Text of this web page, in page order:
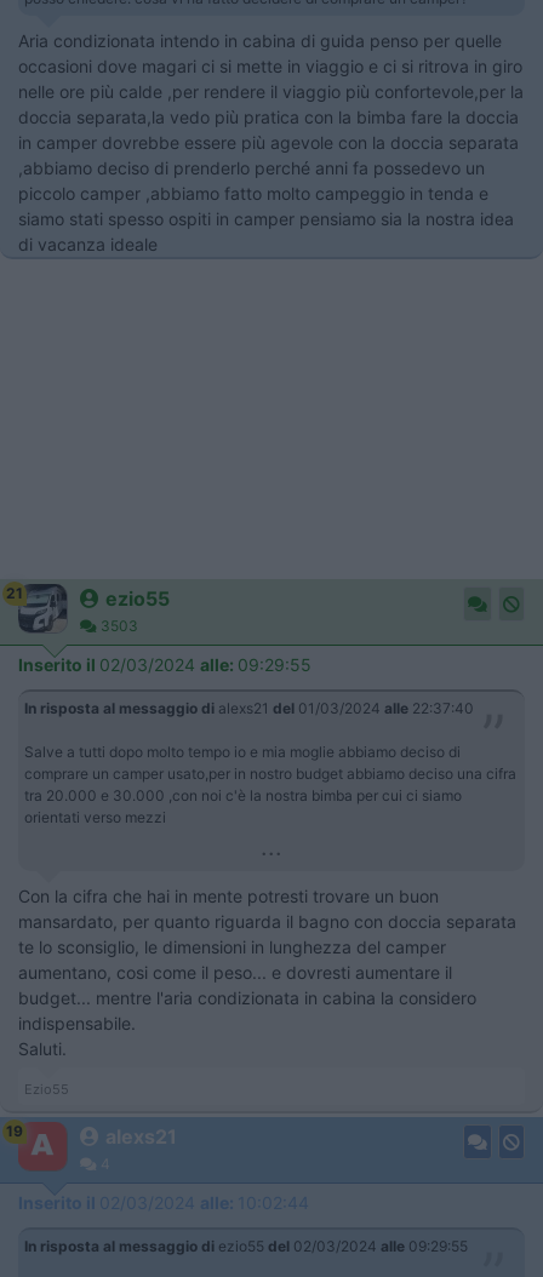
Aria condizionata intendo in cabina di guida penso per quelle
occasioni dove magari ci si mette in viaggio e ci si ritrova in giro
nelle ore più calde ,per rendere il viaggio più confortevole,per la
doccia separata,la vedo più pratica con la bimba fare la doccia
in camper dovrebbe essere più agevole con la doccia separata
,abbiamo deciso di prenderlo perché anni fa possedevo un
piccolo camper ,abbiamo fatto molto campeggio in tenda e
siamo stati spesso ospiti in camper pensiamo sia la nostra idea
di vacanza ideale
21 ezio55
3503
Inserito il 02/03/2024 alle: 09:29:55
In risposta al messaggio di alexs21 del 01/03/2024 alle 22:37:40
Salve a tutti dopo molto tempo io e mia moglie abbiamo deciso di
comprare un camper usato,per in nostro budget abbiamo deciso una cifra
tra 20.000 e 30.000 ,con noi c'è la nostra bimba per cui ci siamo
orientati verso mezzi
...
Con la cifra che hai in mente potresti trovare un buon
mansardato, per quanto riguarda il bagno con doccia separata
te lo sconsiglio, le dimensioni in lunghezza del camper
aumentano, cosi come il peso... e dovresti aumentare il
budget... mentre l'aria condizionata in cabina la considero
indispensabile.
Saluti.
Ezio55
19 alexs21
4
Inserito il 02/03/2024 alle: 10:02:44
In risposta al messaggio di ezio55 del 02/03/2024 alle 09:29:55